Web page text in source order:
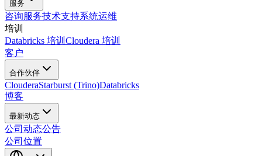
服务
咨询服务技术支持系统运维
培训
Databricks 培训 Cloudera 培训
客户
合作伙伴
ClouderaStarburst (Trino)Databricks
博客
最新动态
公司动态公告
公司位置